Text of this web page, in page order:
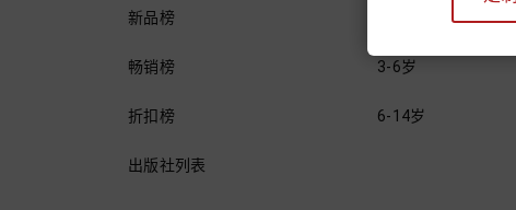
新品榜
畅销榜
折扣榜
出版社列表
3-6岁
6-14岁